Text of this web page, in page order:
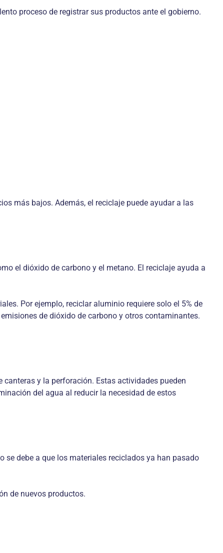
proceso de registrar sus productos ante el gobierno.
más bajos. Además, el reciclaje puede ayudar a las
el dióxido de carbono y el metano. El reciclaje ayuda a
Por ejemplo, reciclar aluminio requiere solo el 5% de
de dióxido de carbono y otros contaminantes.
y la perforación. Estas actividades pueden
del agua al reducir la necesidad de estos
se debe a que los materiales reciclados ya han pasado
de nuevos productos.